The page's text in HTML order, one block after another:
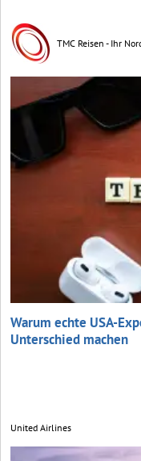
TMC Reisen - Ihr
Warum echte USA-
Unterschied machen
United Airlines